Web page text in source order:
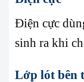
Điện cực
sinh ra khi
Lớp lót bên